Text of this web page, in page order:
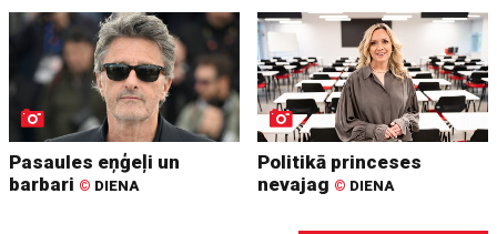
Pasaules eņģeļi un
barbari © DIENA
Politikā princeses
nevajag © DIENA